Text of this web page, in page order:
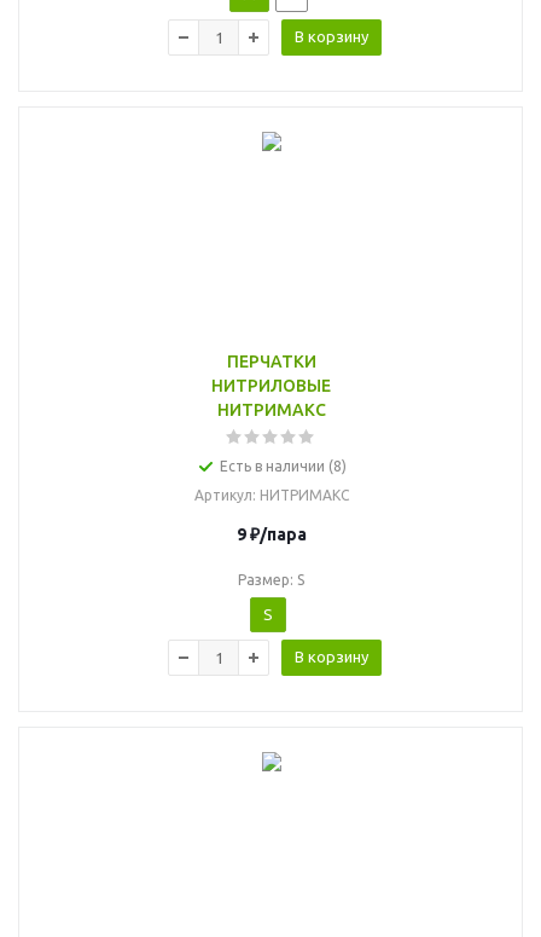
В корзину
ПЕРЧАТКИ
НИТРИЛОВЫЕ
НИТРИМАКС
Есть в наличии (8)
Артикул: НИТРИМАКС
9₽/пара
Размер: S
S
В корзину